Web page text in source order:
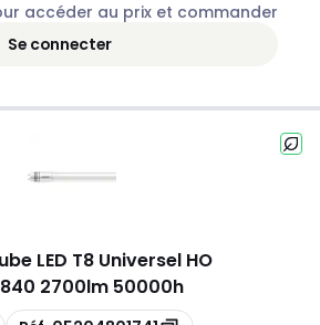
accéder au prix et commander
Se connecter
LED T8 Universel HO
2700lm 50000h